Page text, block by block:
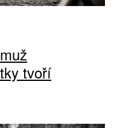
tvoří